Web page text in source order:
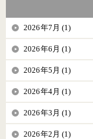
2026年7月 (1)
2026年6月 (1)
2026年5月 (1)
2026年4月 (1)
2026年3月 (1)
2026年2月 (1)